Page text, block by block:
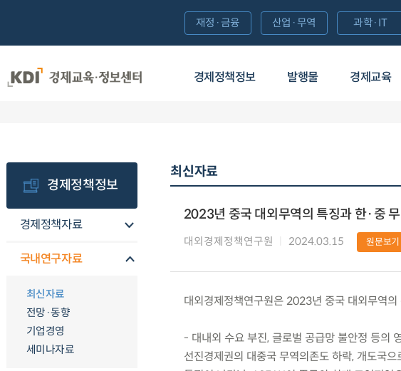
경제정책정보 발행물 경제교육
재정·금융 산업·무역 과학·IT
경제정책정보
경제정책자료
국내연구자료
최신자료
전망·동향
기업경영
세미나자료
최신자료
2023년 중국 대외무역의 특징과 한·중
대외경제정책연구원 2024.03.15 원문보기
대외경제정책연구원은 2023년 중국 대외무역
- 대내외 수요 부진, 글로벌 공급망 불안정 등의
선진경제권의 대중국 무역의존도 하락, 개도국